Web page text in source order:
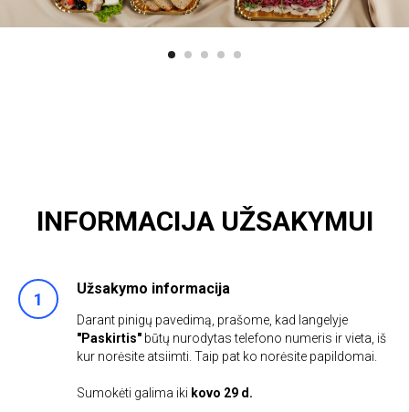
INFORMACIJA UŽSAKYMUI
Užsakymo informacija
Darant pinigų pavedimą, prašome, kad langelyje
"Paskirtis" būtų nurodytas telefono numeris ir vieta, iš
kur norėsite atsiimti. Taip pat ko norėsite papildomai.
Sumokėti galima iki kovo 29 d.